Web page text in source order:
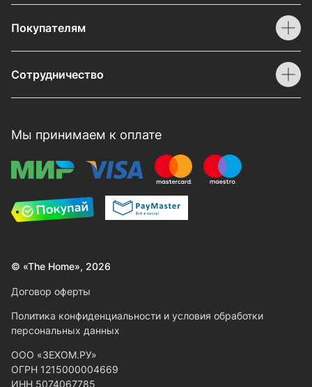
Покупателям
Сотрудничество
Мы принимаем к оплате
© «The Home», 2026
Договор оферты
Политика конфиденциальности и условия обработки
персональных данных
ООО «ЗЕХОМ.РУ»
ОГРН 1215000004669
ИНН 5074067785